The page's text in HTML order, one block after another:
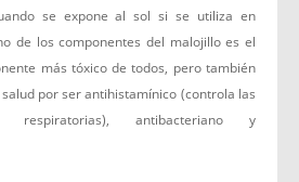
se expone al sol si se utiliza en
de los componentes del malojillo es el
más tóxico de todos, pero también
por ser antihistamínico (controla las
respiratorias), antibacteriano y